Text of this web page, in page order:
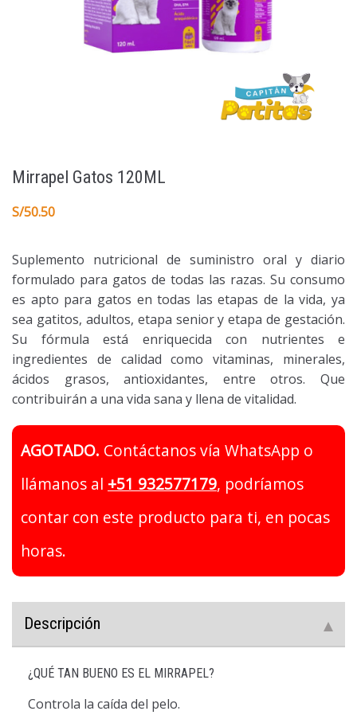
Mirrapel Gatos 120ML
S/50.50
Suplemento nutricional de suministro oral y diario
formulado para gatos de todas las razas. Su consumo
es apto para gatos en todas las etapas de la vida, ya
sea gatitos, adultos, etapa senior y etapa de gestación.
Su fórmula está enriquecida con nutrientes e
ingredientes de calidad como vitaminas, minerales,
ácidos grasos, antioxidantes, entre otros. Que
contribuirán a una vida sana y llena de vitalidad.
AGOTADO. Contáctanos vía WhatsApp o
llámanos al +51 932577179, podríamos
contar con este producto para ti, en pocas
horas.
Descripción
¿QUÉ TAN BUENO ES EL MIRRAPEL?
Controla la caída del pelo.